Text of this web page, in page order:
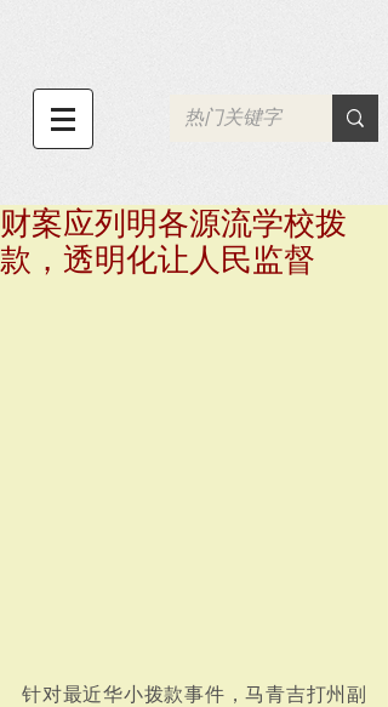
财案应列明各源流学校拨
款，透明化让人民监督
针对最近华小拨款事件，马青吉打州副